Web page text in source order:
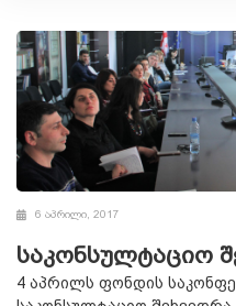
6 აპრილი, 2017
საკონსულტაციო
4 აპრილს ფონდის